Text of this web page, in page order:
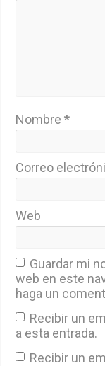
Nombre*
Correo
Web
Guardar mi
web en este
haga un
Recibir un
a esta entrada.
Recibir un